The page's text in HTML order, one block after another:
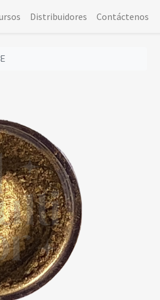
Distribuidores Contáctenos